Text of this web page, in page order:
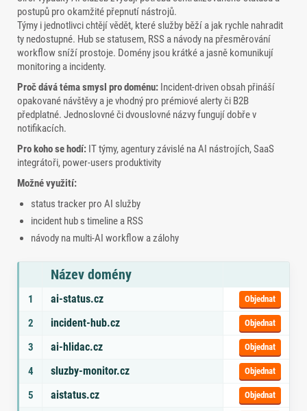
postupů pro okamžité přepnutí nástrojů.
Týmy i jednotlivci chtějí vědět, které služby běží a jak rychle nahradit
ty nedostupné. Hub se statusem, RSS a návody na přesměrování
workflow sníží prostoje. Domény jsou krátké a jasně komunikují
monitoring a incidenty.
Proč dává téma smysl pro doménu: Incident‑driven obsah přináší
opakované návštěvy a je vhodný pro prémiové alerty či B2B
předplatné. Jednoslovné či dvouslovné názvy fungují dobře v
notifikacích.
Pro koho se hodí: IT týmy, agentury závislé na AI nástrojích, SaaS
integrátoři, power‑users produktivity
Možné využití:
status tracker pro AI služby
incident hub s timeline a RSS
návody na multi‑AI workflow a zálohy
Seznam doporučených domén s tématy a odkazem na objednávku
Název domény
1 ai-status.cz Objednat
2 incident-hub.cz Objednat
3 ai-hlidac.cz Objednat
4 sluzby-monitor.cz Objednat
5 aistatus.cz Objednat